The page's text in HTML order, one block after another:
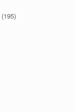
(195)